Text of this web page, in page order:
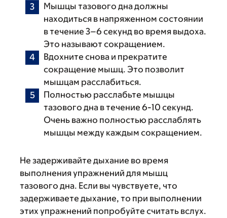
Мышцы тазового дна должны
находиться в напряженном состоянии
в течение 3–6 секунд во время выдоха.
Это называют сокращением.
Вдохните снова и прекратите
сокращение мышц. Это позволит
мышцам расслабиться.
Полностью расслабьте мышцы
тазового дна в течение 6-10 секунд.
Очень важно полностью расслаблять
мышцы между каждым сокращением.
Не задерживайте дыхание во время
выполнения упражнений для мышц
тазового дна. Если вы чувствуете, что
задерживаете дыхание, то при выполнении
этих упражнений попробуйте считать вслух.